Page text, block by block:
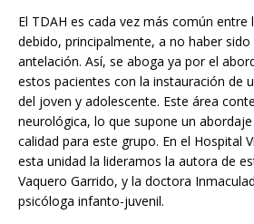
El TDAH es cada vez más común entre
debido, principalmente, a no haber
antelación. Así, se aboga ya por el
estos pacientes con la instauración de
del joven y adolescente. Este área
neurológica, lo que supone un
calidad para este grupo. En el Hospital
esta unidad la lideramos la autora de
Vaquero Garrido, y la doctora
psicóloga infanto-juvenil.